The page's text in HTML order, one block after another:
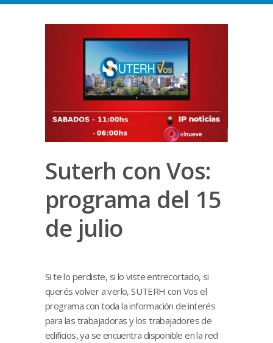
Suterh con Vos:
programa del 15
de julio
Si te lo perdiste, si lo viste entrecortado, si
querés volver a verlo, SUTERH con Vos el
programa con toda la información de interés
para las trabajadoras y los trabajadores de
edificios, ya se encuentra disponible en la red